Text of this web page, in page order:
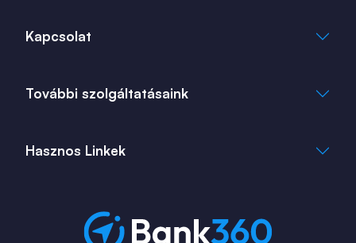
Általános Szerződési Feltételek
Kapcsolat
info@bank360.hu
További szolgáltatásaink
bank360.hu
Hasznos Linkek
Bérkalkulátor